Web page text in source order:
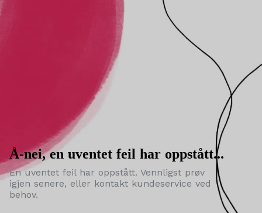
Å-nei, en uventet feil har oppstått...
En uventet feil har oppstått. Vennligst prøv
igjen senere, eller kontakt kundeservice ved
behov.